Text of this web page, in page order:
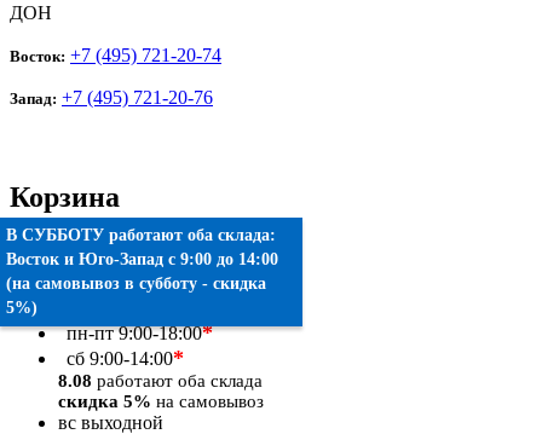
ДОН
Восток: +7 (495) 721-20-74
Запад: +7 (495) 721-20-76
Корзина
Товаров:0 шт.
Оформить заказ
пн-пт9:00-18:00*
сб 9:00-14:00*
8.08 работают оба склада
скидка 5% на самовывоз
вс выходной
В СУББОТУ работают оба склада:
Восток и Юго-Запад c 9:00 до 14:00
(на самовывоз в субботу - скидка
5%)